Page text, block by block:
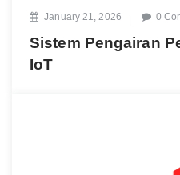
January 21, 2026 0
Sistem Pengairan
IoT